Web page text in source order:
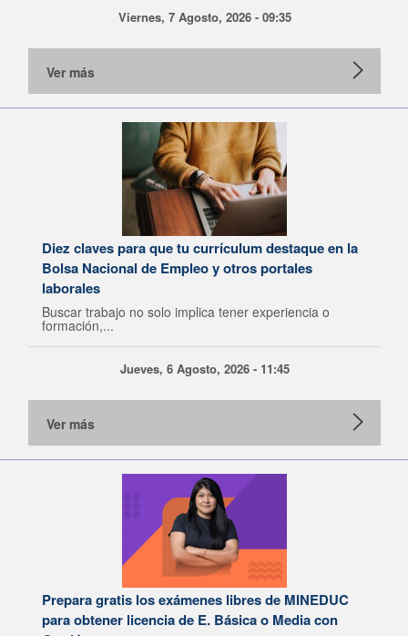
Viernes, 7 Agosto, 2026 - 09:35
Ver más
Diez claves para que tu currículum destaque en la
Bolsa Nacional de Empleo y otros portales
laborales
Buscar trabajo no solo implica tener experiencia o
formación,...
Jueves, 6 Agosto, 2026 - 11:45
Ver más
Prepara gratis los exámenes libres de MINEDUC
para obtener licencia de E. Básica o Media con